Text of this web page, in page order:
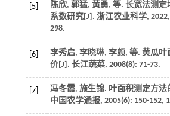
[5] 陈欣, 郭猛, 黄勇, 等. 长宽法测定
系数研究[J]. 浙江农业科学, 2022,
298.
[6] 李秀启, 李晓琳, 李颜, 等. 黄瓜叶
价[J]. 长江蔬菜, 2008(8): 71-73.
[7]
冯冬霞, 施生锦. 叶面积测定方
中国农学通报, 2005(6): 150-152,